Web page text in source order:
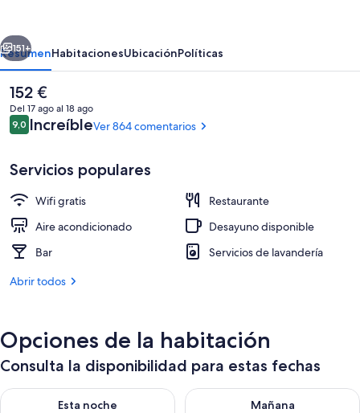
Ginza
6-
chome
Vestíbulo
Siguiente
151+
ResumenHabitacionesUbicaciónPolíticas
El
precio
actual
es
152 €
152 €
Del 17 ago al 18 ago
Comentarios
9,09,0 de 10
IncreíbleVer 864 comentarios
Servicios populares
Wifi gratis
Restaurante
Aire acondicionado
Desayuno disponible
Bar
Servicios de lavandería
Abrir todos
Opciones de la habitación
Consulta la disponibilidad para estas fechas
Esta noche
Consulta la disponibilidad para esta noche, ago 7 - ago 8
Mañana
Consulta la disponibilidad